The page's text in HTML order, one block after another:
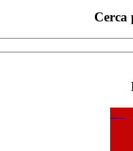
Cerca